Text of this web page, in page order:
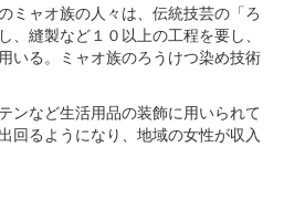
ミャオ族の人々は、伝統技芸の「ろ
縫製など１０以上の工程を要し、
いる。ミャオ族のろうけつ染め技術
ンなど生活用品の装飾に用いられて
回るようになり、地域の女性が収入